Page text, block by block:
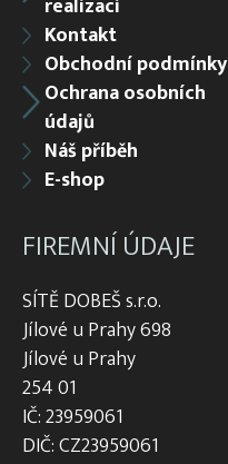
realizací
Kontakt
Obchodní podmínky
Ochrana osobních
údajů
Náš příběh
E-shop
FIREMNÍ ÚDAJE
SÍTĚ DOBEŠ s.r.o.
Jílové u Prahy 698
Jílové u Prahy
254 01
IČ: 23959061
DIČ: CZ23959061